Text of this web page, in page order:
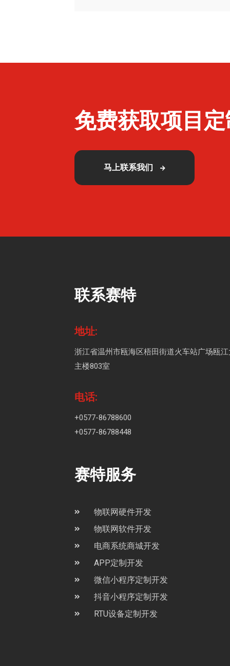
免费获取项目
马上联系我们
联系赛特
地址:
浙江省温州市瓯海区梧田街道火车站广场瓯
主楼803室
电话:
+0577-86788600
+0577-86788448
赛特服务
物联网硬件开发
物联网软件开发
电商系统商城开发
APP定制开发
微信小程序定制开发
抖音小程序定制开发
RTU设备定制开发